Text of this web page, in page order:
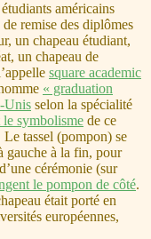
américains
remise des diplômes
un chapeau étudiant,
un chapeau de
square academic
« graduation
Unis selon la spécialité
le symbolisme de ce
tassel (pompon) se
gauche à la fin, pour
cérémonie (sur
le pompon de côté.
était porté en
européennes,